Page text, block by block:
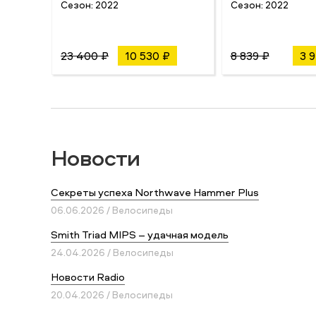
Сезон: 2022
23 400 ₽ 10 530 ₽
Сезон: 2022
8 839 ₽ 3
Новости
Секреты успеха Northwave Hammer Plus
06.06.2026 / Велосипеды
Smith Triad MIPS – удачная модель
24.04.2026 / Велосипеды
Новости Radio
20.04.2026 / Велосипеды